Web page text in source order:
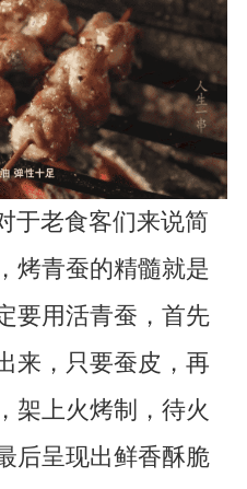
于老食客们来说简
烤青蚕的精髓就是
要用活青蚕，首先
来，只要蚕皮，再
架上火烤制，待火
后呈现出鲜香酥脆